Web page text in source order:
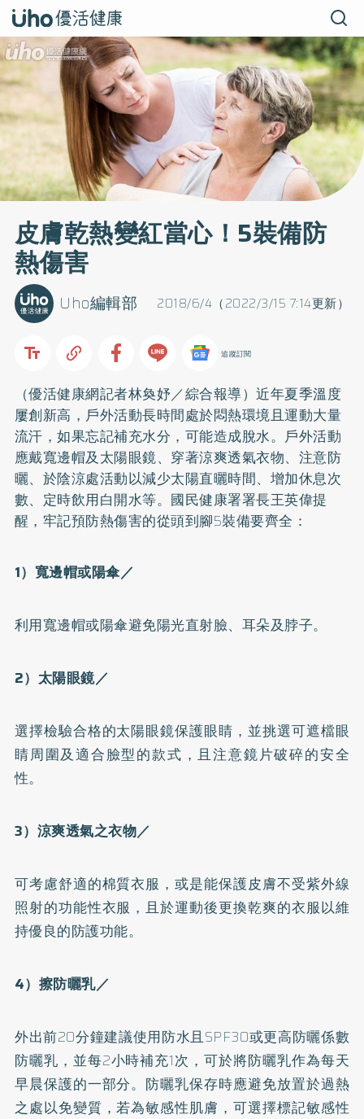
皮膚乾熱變紅當心！5裝備防
熱傷害
2018/6/4（2022/3/15 7:14更新）
Uho編輯部
追蹤訂閱
（優活健康網記者林奐妤／綜合報導）近年夏季溫度
屢創新高，戶外活動長時間處於悶熱環境且運動大量
流汗，如果忘記補充水分，可能造成脫水。戶外活動
應戴寬邊帽及太陽眼鏡、穿著涼爽透氣衣物、注意防
曬、於陰涼處活動以減少太陽直曬時間、增加休息次
數、定時飲用白開水等。國民健康署署長王英偉提
醒，牢記預防熱傷害的從頭到腳5裝備要齊全：
1）寬邊帽或陽傘／
利用寬邊帽或陽傘避免陽光直射臉、耳朵及脖子。
2）太陽眼鏡／
選擇檢驗合格的太陽眼鏡保護眼睛，並挑選可遮檔眼
睛周圍及適合臉型的款式，且注意鏡片破碎的安全
性。
3）涼爽透氣之衣物／
可考慮舒適的棉質衣服，或是能保護皮膚不受紫外線
照射的功能性衣服，且於運動後更換乾爽的衣服以維
持優良的防護功能。
4）擦防曬乳／
外出前20分鐘建議使用防水且SPF30或更高防曬係數
防曬乳，並每2小時補充1次，可於將防曬乳作為每天
早晨保護的一部分。防曬乳保存時應避免放置於過熱
之處以免變質，若為敏感性肌膚，可選擇標記敏感性